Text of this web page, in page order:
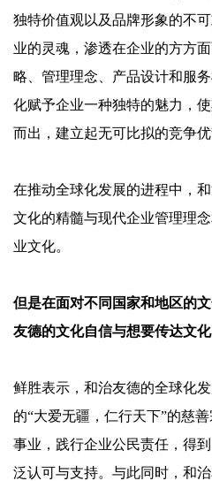
独特价值观以及品牌形象的不可
业的灵魂，渗透在企业的方方
略、管理理念、产品设计和服
化赋予企业一种独特的魅力，
而出，建立起无可比拟的竞争优
在推动全球化发展的进程中，
文化的精髓与现代企业管理理
业文化。
但是在面对不同国家和地区的
友德的文化自信与想要传达文
鲜胜表示，和治友德的全球化
的“大爱无疆，仁行天下”的慈
事业，践行企业公民责任，得
泛认可与支持。与此同时，和